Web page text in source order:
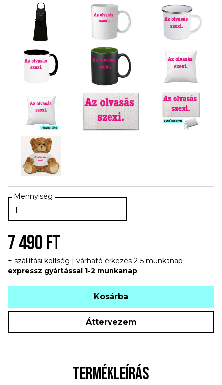
7 490 FT
+ szállítási költség | várható érkezés 2-5 munkanap
expressz gyártással 1-2 munkanap
Kosárba
Áttervezem
TERMÉKLEÍRÁS